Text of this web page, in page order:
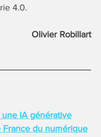
4.0.
Olivier Robillart
IA générative
France du numérique